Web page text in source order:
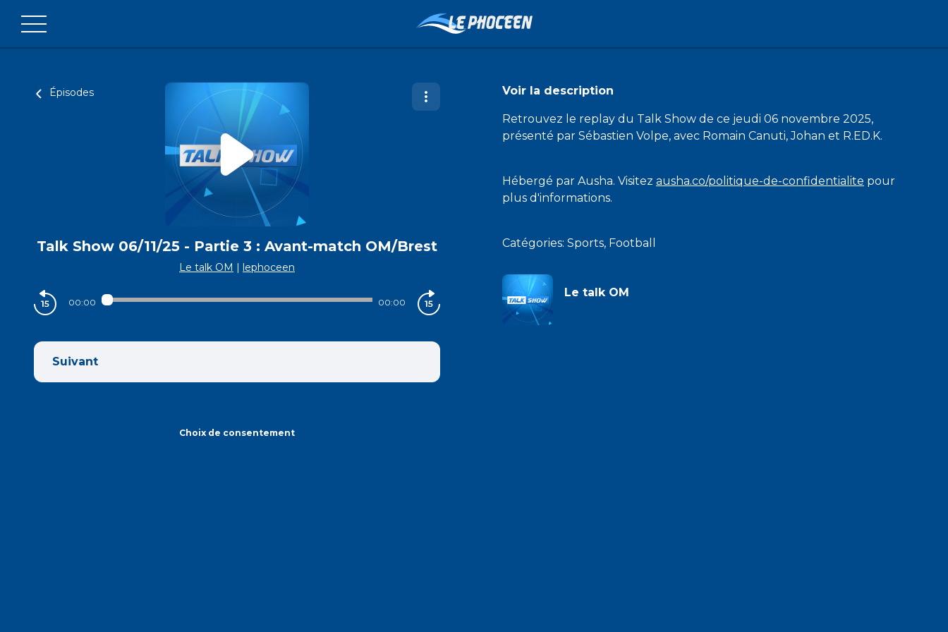
Épisodes
Talk Show 06/11/25 - Partie 3 : Avant-match OM/Brest
Le talk OM | lephoceen
00:00 00:00
Suivant
Choix de consentement
Voir la description
Retrouvez le replay du Talk Show de ce jeudi 06 novembre 2025,
présenté par Sébastien Volpe, avec Romain Canuti, Johan et R.ED.K.
Hébergé par Ausha. Visitez ausha.co/politique-de-confidentialite pour
plus d'informations.
Catégories: Sports, Football
Le talk OM